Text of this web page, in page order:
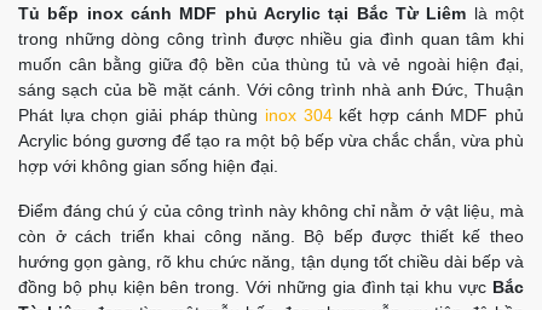
Tủ bếp inox cánh MDF phủ Acrylic tại Bắc Từ Liêm là một
trong những dòng công trình được nhiều gia đình quan tâm khi
muốn cân bằng giữa độ bền của thùng tủ và vẻ ngoài hiện đại,
sáng sạch của bề mặt cánh. Với công trình nhà anh Đức, Thuận
Phát lựa chọn giải pháp thùng inox 304kết hợp cánh MDF phủ
Acrylic bóng gương để tạo ra một bộ bếp vừa chắc chắn, vừa phù
hợp với không gian sống hiện đại.
Điểm đáng chú ý của công trình này không chỉ nằm ở vật liệu, mà
còn ở cách triển khai công năng. Bộ bếp được thiết kế theo
hướng gọn gàng, rõ khu chức năng, tận dụng tốt chiều dài bếp và
đồng bộ phụ kiện bên trong. Với những gia đình tại khu vực Bắc